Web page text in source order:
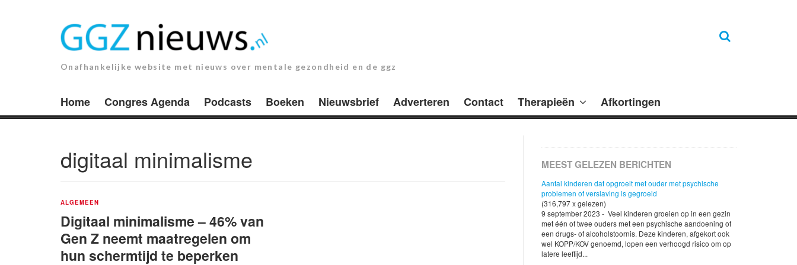
Onafhankelijke website met nieuws over mentale gezondheid en de ggz
Home Congres Agenda Podcasts Boeken Nieuwsbrief Adverteren Contact Therapieën Afkortingen
digitaal minimalisme
ALGEMEEN
Digitaal minimalisme – 46% van
Gen Z neemt maatregelen om
hun schermtijd te beperken
MEEST GELEZEN BERICHTEN
Aantal kinderen dat opgroeit met ouder met psychische
problemen of verslaving is gegroeid
(316,797 x gelezen)
9 september 2023 - Veel kinderen groeien op in een gezin
met één of twee ouders met een psychische aandoening of
een drugs- of alcoholstoornis. Deze kinderen, afgekort ook
wel KOPP/KOV genoemd, lopen een verhoogd risico om op
latere leeftijd...